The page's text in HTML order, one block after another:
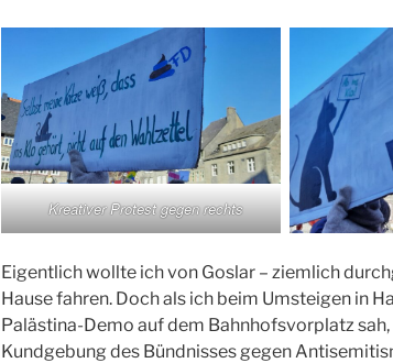
Kreativer Protest gegen rechts
Eigentlich wollte ich von Goslar – ziemlich
Hause fahren. Doch als ich beim Umsteigen in
Palästina-Demo auf dem Bahnhofsvorplatz sah,
Kundgebung des Bündnisses gegen